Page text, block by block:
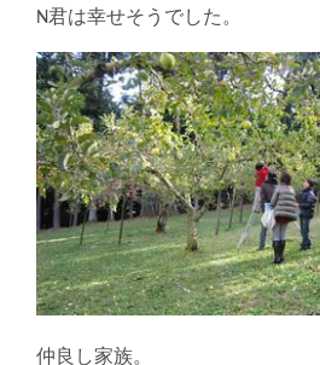
N君は幸せそうでした。
仲良し家族。